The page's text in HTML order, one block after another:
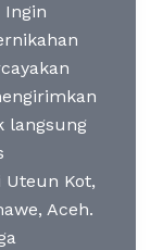
Ingin
langsung
Uteun Kot,
Aceh.